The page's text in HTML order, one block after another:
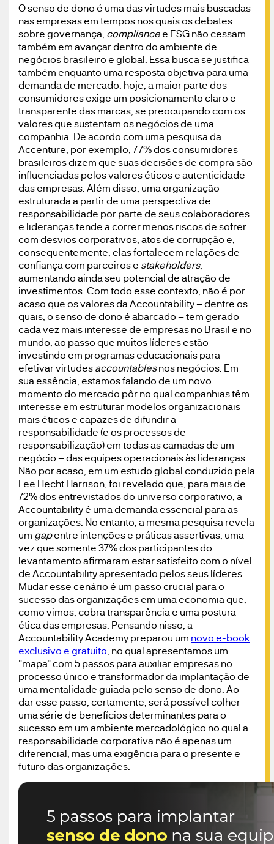
O senso de dono é uma das virtudes mais buscadas
nas empresas em tempos nos quais os debates
sobre governança, compliancee ESG não cessam
também em avançar dentro do ambiente de
negócios brasileiro e global. Essa busca se justifica
também enquanto uma resposta objetiva para uma
demanda de mercado: hoje, a maior parte dos
consumidores exige um posicionamento claro e
transparente das marcas, se preocupando com os
valores que sustentam os negócios de uma
companhia. De acordo com uma pesquisa da
Accenture, por exemplo, 77% dos consumidores
brasileiros dizem que suas decisões de compra são
influenciadas pelos valores éticos e autenticidade
das empresas. Além disso, uma organização
estruturada a partir de uma perspectiva de
responsabilidade por parte de seus colaboradores
e lideranças tende a correr menos riscos de sofrer
com desvios corporativos, atos de corrupção e,
consequentemente, elas fortalecem relações de
confiança com parceiros e stakeholders,
aumentando ainda seu potencial de atração de
investimentos. Com todo esse contexto, não é por
acaso que os valores da Accountability – dentre os
quais, o senso de dono é abarcado – tem gerado
cada vez mais interesse de empresas no Brasil e no
mundo, ao passo que muitos líderes estão
investindo em programas educacionais para
efetivar virtudesaccountablesnos negócios. Em
sua essência, estamos falando de um novo
momento do mercado pôr no qual companhias têm
interesse em estruturar modelos organizacionais
mais éticos e capazes de difundir a
responsabilidade (e os processos de
responsabilização) em todas as camadas de um
negócio – das equipes operacionais às lideranças.
Não por acaso, em um estudo global conduzido pela
Lee Hecht Harrison, foi revelado que, para mais de
72% dos entrevistados do universo corporativo, a
Accountability é uma demanda essencial para as
organizações. No entanto, a mesma pesquisa revela
um gapentre intenções e práticas assertivas, uma
vez que somente 37% dos participantes do
levantamento afirmaram estar satisfeito com o nível
de Accountability apresentado pelos seus líderes.
Mudar esse cenário é um passo crucial para o
sucesso das organizações em uma economia que,
como vimos, cobra transparência e uma postura
ética das empresas. Pensando nisso, a
Accountability Academy preparou um novo e-book
exclusivo e gratuito , no qual apresentamos um
"mapa" com 5 passos para auxiliar empresas no
processo único e transformador da implantação de
uma mentalidade guiada pelo senso de dono. Ao
dar esse passo, certamente, será possível colher
uma série de benefícios determinantes para o
sucesso em um ambiente mercadológico no qual a
responsabilidade corporativa não é apenas um
diferencial, mas uma exigência para o presente e
futuro das organizações.